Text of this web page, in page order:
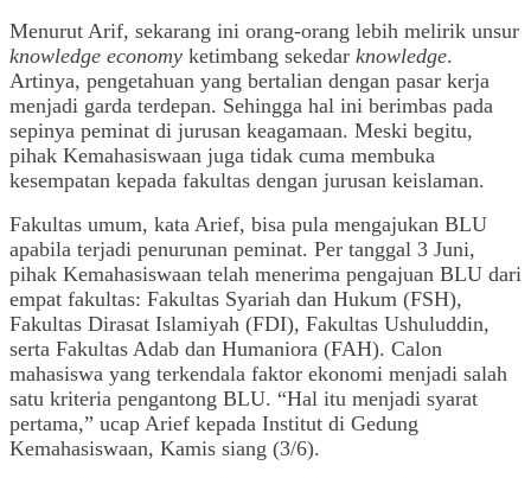
Menurut Arif, sekarang ini orang-orang lebih melirik unsur
knowledge economy ketimbang sekedar knowledge.
Artinya, pengetahuan yang bertalian dengan pasar kerja
menjadi garda terdepan. Sehingga hal ini berimbas pada
sepinya peminat di jurusan keagamaan. Meski begitu,
pihak Kemahasiswaan juga tidak cuma membuka
kesempatan kepada fakultas dengan jurusan keislaman.
Fakultas umum, kata Arief, bisa pula mengajukan BLU
apabila terjadi penurunan peminat. Per tanggal 3 Juni,
pihak Kemahasiswaan telah menerima pengajuan BLU dari
empat fakultas: Fakultas Syariah dan Hukum (FSH),
Fakultas Dirasat Islamiyah (FDI), Fakultas Ushuluddin,
serta Fakultas Adab dan Humaniora (FAH). Calon
mahasiswa yang terkendala faktor ekonomi menjadi salah
satu kriteria pengantong BLU. “Hal itu menjadi syarat
pertama,” ucap Arief kepada Institut di Gedung
Kemahasiswaan, Kamis siang (3/6).